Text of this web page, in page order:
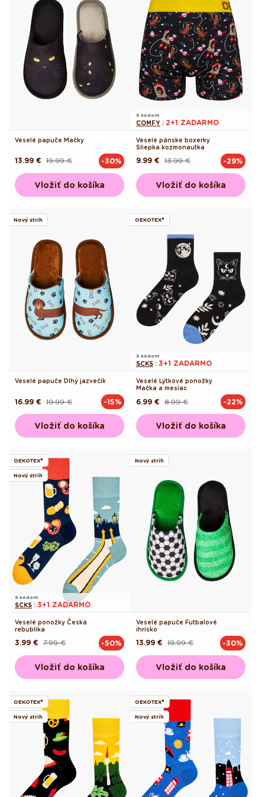
Veselé papuče Mačky
Pôvodná19.99 €
Akciová
13.99 € -30%
Vložiť do košíka
S kódom
COMFY : 2+1 ZADARMO
Veselé pánske boxerky
Sliepka kozmonautka
Pôvodná13.99 €
Akciová
9.99 € -29%
Vložiť do košíka
Nový strih
Veselé papuče Dlhý jazvečík
Pôvodná19.99 €
Akciová
16.99 € -15%
Vložiť do košíka
OEKOTEX®
S kódom
SCKS : 3+1 ZADARMO
Veselé Lýtkové ponožky
Mačka a mesiac
Pôvodná8.99 €
Akciová
6.99 € -22%
Vložiť do košíka
OEKOTEX®
Nový strih
S kódom
SCKS : 3+1 ZADARMO
Veselé ponožky Česká
rebublika
Pôvodná7.99 €
Akciová
3.99 € -50%
Vložiť do košíka
Nový strih
Veselé papuče Futbalové
ihrisko
Pôvodná19.99 €
Akciová
13.99 € -30%
Vložiť do košíka
OEKOTEX®
Nový strih
OEKOTEX®
Nový strih